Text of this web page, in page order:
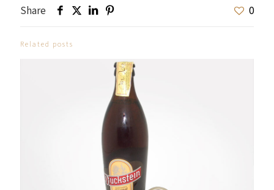
Share
0
Related posts